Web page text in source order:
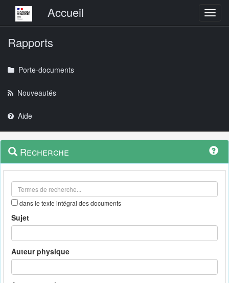
Menu principalAccueil
Rapports
Porte-documents
Nouveautés
Aide
Navigation
outils
Menu
contextuel
Recherche
dans le texte intégral des documents
Sujet
Auteur physique